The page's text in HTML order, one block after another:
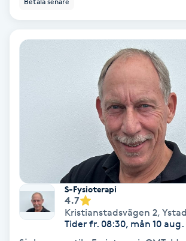
Bambumassage
BarnklippningS-Fysioterapi
4.7
Kristianstadsvägen 2, Ystad
Tider fr. 08:30, mån 10 aug.